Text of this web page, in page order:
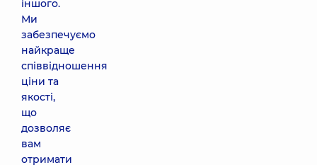
іншого.
Ми
забезпечуємо
найкраще
співвідношення
ціни та
якості,
що
дозволяє
вам
отримати